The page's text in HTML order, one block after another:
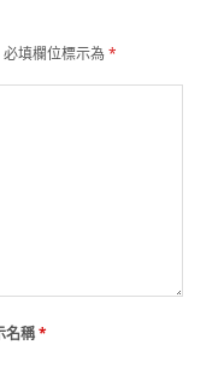
必填欄位標示為*
名稱*